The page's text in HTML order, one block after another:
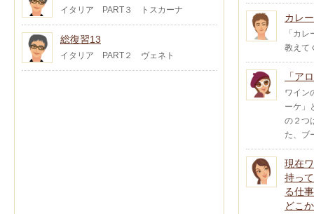
イタリア PART３ トスカーナ
総復習13
イタリア PART２ ヴェネト
カレ
「カ
教えて
「ア
ワイン
ーケ」
の２つ
た、ブ
現在
持っ
る仕
どこ